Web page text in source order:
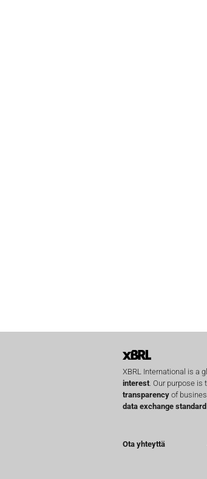
XBRL International is a
interest. Our purpose is
transparency of
data exchange standard
Ota yhteyttä